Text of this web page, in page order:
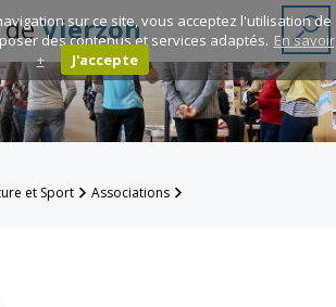
deVierzon
Annuaire des
associations
Espace
Famille
et Sport Associations
sur ce site, vous acceptez l'utilisation de
des contenus et services adaptés. En savoir
+
J'accepte